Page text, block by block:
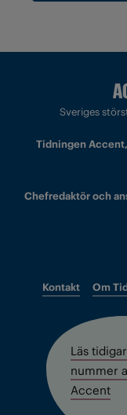
Sveriges
Tidningen
Chefredaktör och
Kontakt Om
Läs
nummer
Accent